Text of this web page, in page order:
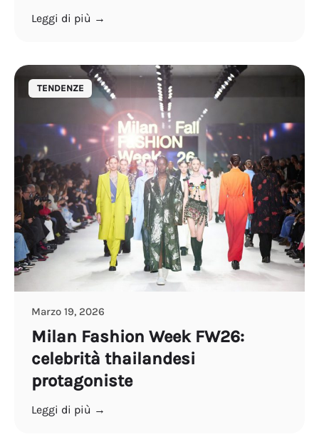
Leggi di più →
TENDENZE
Marzo 19, 2026
Milan Fashion Week FW26:
celebrità thailandesi
protagoniste
Leggi di più →